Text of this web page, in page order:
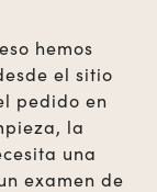
hemos
el sitio
pedido en
la
una
examen de